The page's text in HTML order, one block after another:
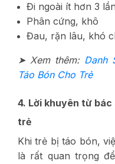
Đi ngoài ít hơn 3
Phân cứng, khô
Đau, rặn lâu, khó
➤ Xem thêm: Danh
Táo Bón Cho Trẻ
4. Lời khuyên từ
trẻ
Khi trẻ bị táo bón,
là rất quan trọng